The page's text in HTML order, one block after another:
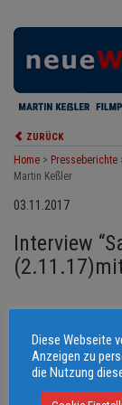
ZURÜCK
Home > Presseberichte
Martin Keßler
03.11.2017
Interview
Diese Webseite
Anzeigen zu
die Nutzung